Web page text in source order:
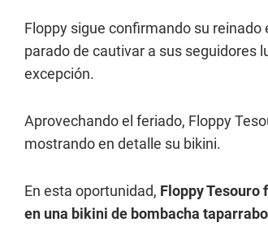
Floppy sigue confirmando su reinado
parado de cautivar a sus seguidores
excepción.
Aprovechando el feriado, Floppy
mostrando en detalle su bikini.
En esta oportunidad, Floppy
en una bikini de bombacha